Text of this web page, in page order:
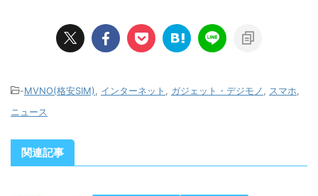
-MVNO(格安SIM), インターネット , ガジェット・デジモノ, スマホ,
ニュース
関連記事